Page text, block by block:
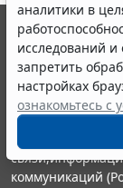
аналитики в
исследований
запретить
настройках
ознакомьтесь с
© ООО "НПП
выпускается с
являются
информации
Портал
издания
коммуникаций